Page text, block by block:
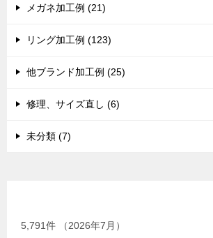
メガネ加工例 (21)
リング加工例 (123)
他ブランド加工例 (25)
修理、サイズ直し (6)
未分類 (7)
5,791件 （2026年7月）